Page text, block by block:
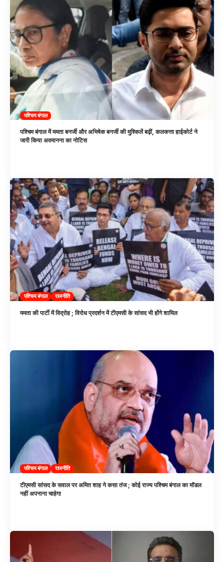
पश्चिम बंगाल
पश्चिम बंगाल में ममता बनर्जी और अभिषेक बनर्जी की मुश्किलें बढ़ीं, कलकत्ता हाईकोर्ट ने
जारी किया अवमानना का नोटिस
पश्चिम बंगाल राजनीति
ममता की पार्टी में विद्रोह ; विरोध प्रदर्शन में टीएमसी के सांसद भी होंगे शामिल
पश्चिम बंगाल राजनीति
टीएमसी सांसद के सवाल पर अमित शाह ने कसा तंज ; कोई राज्य पश्चिम बंगाल का मॉडल
नहीं अपनाना चाहेगा